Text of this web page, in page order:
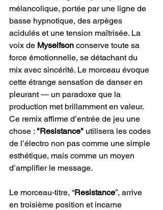
mélancolique, portée par une ligne de
basse hypnotique, des arpèges
acidulés et une tension maîtrisée. La
voix de Myselfson conserve toute sa
force émotionnelle, se détachant du
mix avec sincérité. Le morceau évoque
cette étrange sensation de danser en
pleurant — un paradoxe que la
production met brillamment en valeur.
Ce remix affirme d’entrée de jeu une
chose : "Resistance" utilisera les codes
de l’électro non pas comme une simple
esthétique, mais comme un moyen
d’amplifier le message.
Le morceau-titre, “Resistance”, arrive
en troisième position et incarne